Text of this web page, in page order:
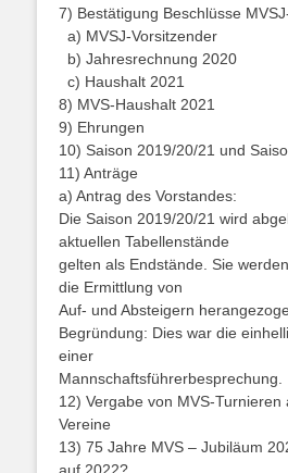
7) Bestätigung Beschlüsse
a) MVSJ-Vorsitzender
b) Jahresrechnung 2020
c) Haushalt 2021
8) MVS-Haushalt 2021
9) Ehrungen
10) Saison 2019/20/21 und
11) Anträge
a) Antrag des Vorstandes:
Die Saison 2019/20/21 wird
aktuellen Tabellenstände
gelten als Endstände. Sie
die Ermittlung von
Auf- und Absteigern
Begründung: Dies war die
einer
Mannschaftsführerbesprechung.
12) Vergabe von MVS-Turnieren
Vereine
13) 75 Jahre MVS – Jubiläum